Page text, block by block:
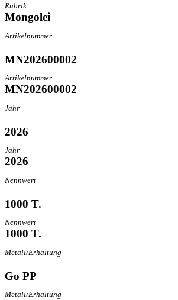
Rubrik
Mongolei
Artikelnummer
MN202600002
Artikelnummer
MN202600002
Jahr
2026
Jahr
2026
Nennwert
1000 T.
Nennwert
1000 T.
Metall/Erhaltung
Go PP
Metall/Erhaltung